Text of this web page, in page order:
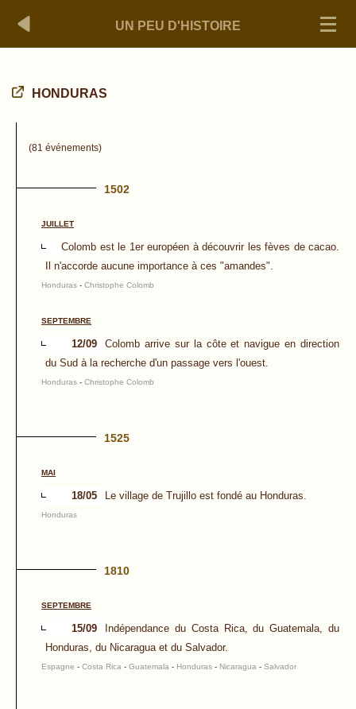
UN PEU D'HISTOIRE
HONDURAS
(81 événements)
1502
JUILLET
Colomb est le 1er européen à découvrir les fèves de cacao.
Il n'accorde aucune importance à ces "amandes".
Honduras - Christophe Colomb
SEPTEMBRE
12/09
Colomb arrive sur la côte et navigue en direction
du Sud à la recherche d'un passage vers l'ouest.
Honduras - Christophe Colomb
1525
MAI
18/05 Le village de Trujillo est fondé au Honduras.
Honduras
1810
SEPTEMBRE
15/09
Indépendance du Costa Rica, du Guatemala, du
Honduras, du Nicaragua et du Salvador.
Espagne - Costa Rica - Guatemala - Honduras - Nicaragua - Salvador